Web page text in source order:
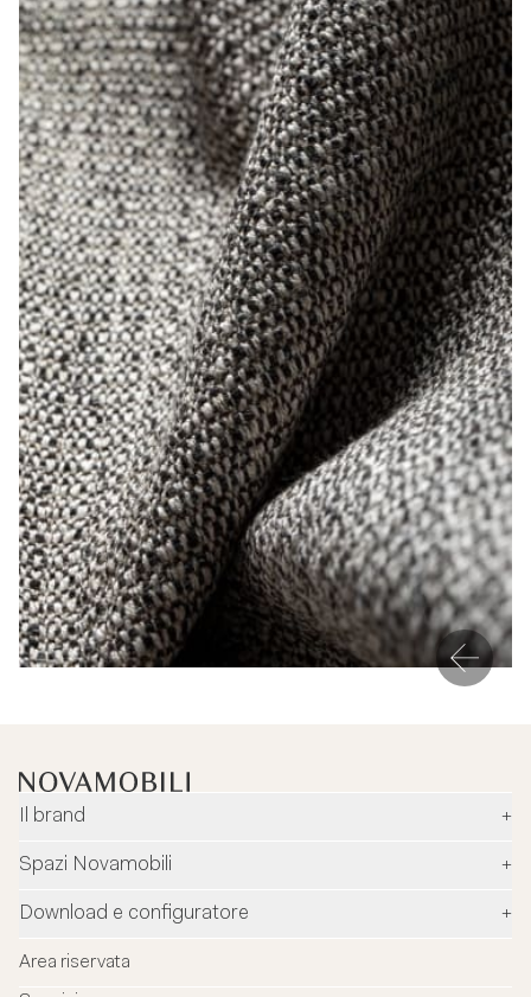
Il brand
+
Azienda
Designer
News
Spazi Novamobili
+
Rivenditori
Flagship Store Milano
Download e configuratore
+
Configuratore
Area riservata